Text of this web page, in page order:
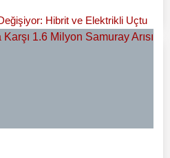
Hibrit ve Elektrikli Uçtu